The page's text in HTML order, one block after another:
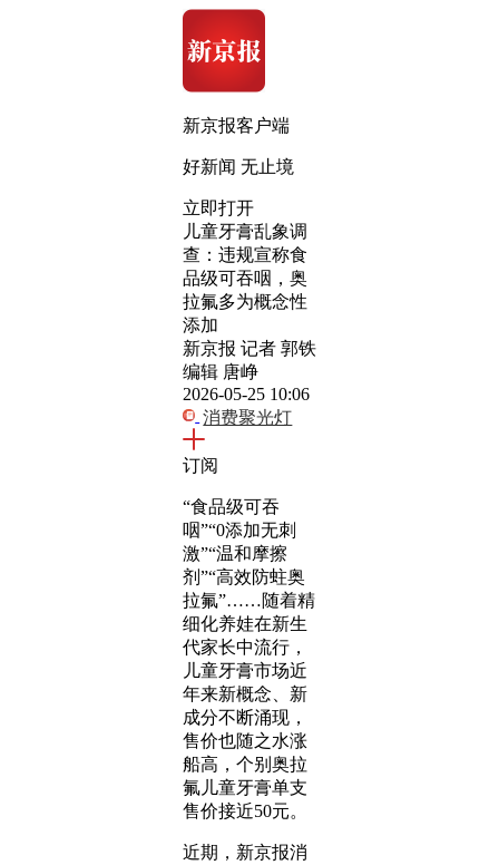
新京报客户端
好新闻 无止境
立即打开
儿童牙膏乱象调
查：违规宣称食
品级可吞咽，奥
拉氟多为概念性
添加
新京报 记者 郭铁
编辑 唐峥
2026-05-25 10:06
消费聚光灯
订阅
“食品级可吞
咽”“0添加无刺
激”“温和摩擦
剂”“高效防蛀奥
拉氟”……随着精
细化养娃在新生
代家长中流行，
儿童牙膏市场近
年来新概念、新
成分不断涌现，
售价也随之水涨
船高，个别奥拉
氟儿童牙膏单支
售价接近50元。
近期，新京报消